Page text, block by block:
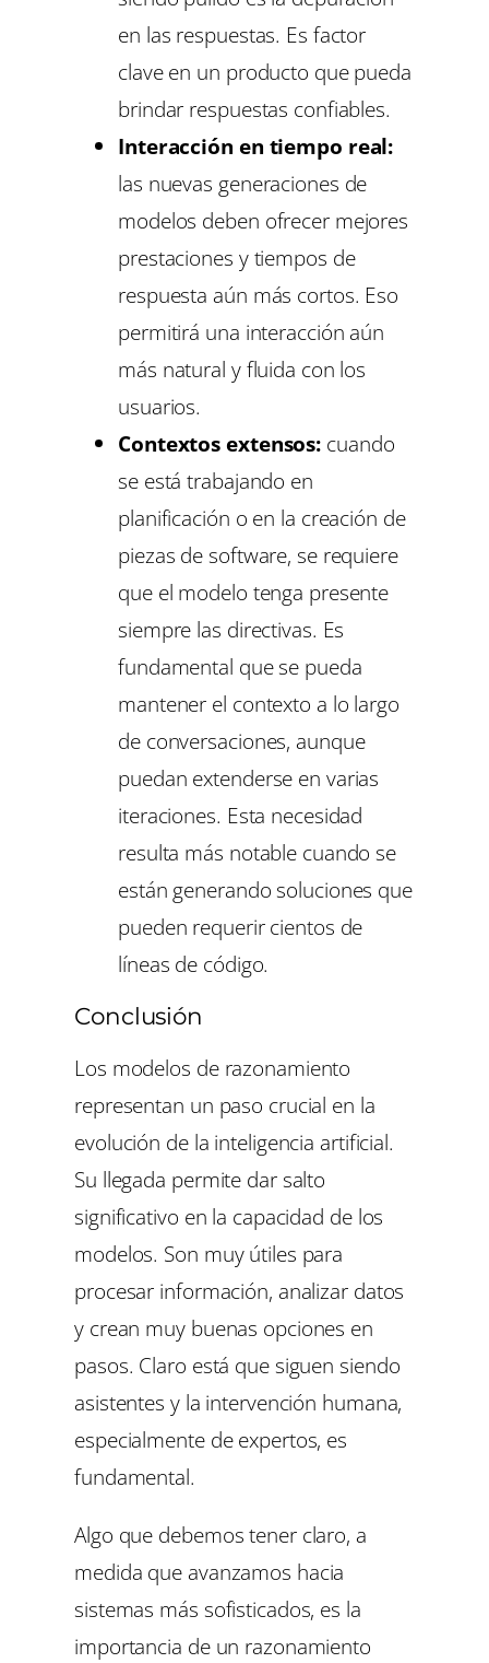
en las respuestas. Es factor
clave en un producto que pueda
brindar respuestas confiables.
Interacción en tiempo real:
las nuevas generaciones de
modelos deben ofrecer mejores
prestaciones y tiempos de
respuesta aún más cortos. Eso
permitirá una interacción aún
más natural y fluida con los
usuarios.
Contextos extensos: cuando
se está trabajando en
planificación o en la creación de
piezas de software, se requiere
que el modelo tenga presente
siempre las directivas. Es
fundamental que se pueda
mantener el contexto a lo largo
de conversaciones, aunque
puedan extenderse en varias
iteraciones. Esta necesidad
resulta más notable cuando se
están generando soluciones que
pueden requerir cientos de
líneas de código.
Conclusión
Los modelos de razonamiento
representan un paso crucial en la
evolución de la inteligencia artificial.
Su llegada permite dar salto
significativo en la capacidad de los
modelos. Son muy útiles para
procesar información, analizar datos
y crean muy buenas opciones en
pasos. Claro está que siguen siendo
asistentes y la intervención humana,
especialmente de expertos, es
fundamental.
Algo que debemos tener claro, a
medida que avanzamos hacia
sistemas más sofisticados, es la
importancia de un razonamiento